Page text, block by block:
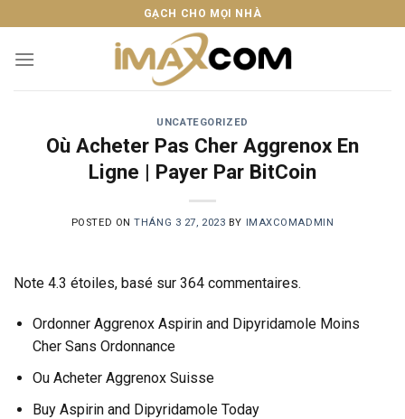
to
content
GẠCH CHO MỌI NHÀ
UNCATEGORIZED
Où Acheter Pas Cher Aggrenox En
Ligne | Payer Par BitCoin
POSTED ONTHÁNG 3 27, 2023 BY IMAXCOMADMIN
Note 4.3 étoiles, basé sur 364 commentaires.
Ordonner Aggrenox Aspirin and Dipyridamole Moins
Cher Sans Ordonnance
Ou Acheter Aggrenox Suisse
Buy Aspirin and Dipyridamole Today